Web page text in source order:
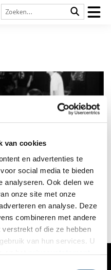
van cookies
en advertenties te
social media te bieden
analyseren. Ook delen we
onze site met onze
en analyse. Deze
combineren met andere
of die ze hebben
van hun services. U
Archief de
Patronaat in de zomer
en/of verhalen van
of inspirerende
aan 1984-2024!